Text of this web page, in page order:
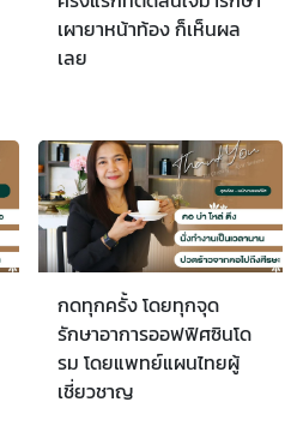
เผายาหน้าท้อง ก็เห็นผล
เลย
กดทุกครั้ง โดยทุกจุด
รักษาอาการออฟฟิศซินโด
รม โดยแพทย์แผนไทยผู้
เชี่ยวชาญ